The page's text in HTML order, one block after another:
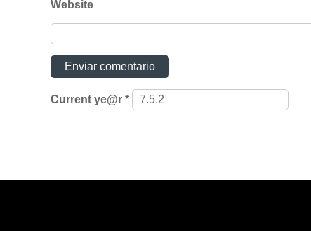
Website
Current ye@r *